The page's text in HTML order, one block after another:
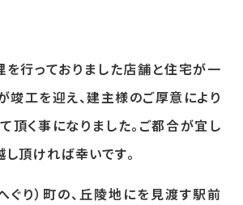
を行っておりました店舗と住宅が一
竣工を迎え、建主様のご厚意により
頂く事になりました。ご都合が宜し
頂ければ幸いです。
ぐり）町の、丘陵地にを見渡す駅前